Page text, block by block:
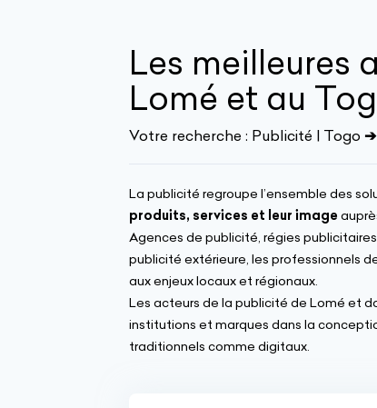
Les meilleures
Lomé et au
Votre recherche : Publicité | Togo
La publicité regroupe l’ensemble des
produits, services et leur image
Agences de publicité, régies
publicité extérieure, les professionnels
aux enjeux locaux et régionaux.
Les acteurs de la publicité de Lomé et
institutions et marques dans la
traditionnels comme digitaux.